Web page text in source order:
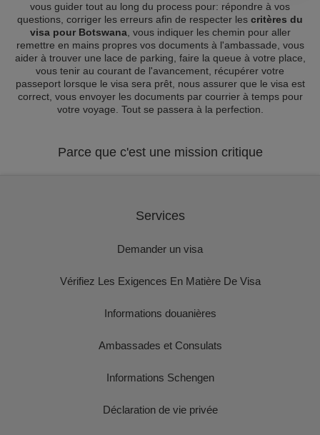
vous guider tout au long du process pour: répondre à vos
questions, corriger les erreurs afin de respecter les critères du
visa pour Botswana, vous indiquer les chemin pour aller
remettre en mains propres vos documents à l'ambassade, vous
aider à trouver une lace de parking, faire la queue à votre place,
vous tenir au courant de l'avancement, récupérer votre
passeport lorsque le visa sera prêt, nous assurer que le visa est
correct, vous envoyer les documents par courrier à temps pour
votre voyage. Tout se passera à la perfection.
Parce que c'est une mission critique
Services
Demander un visa
Vérifiez Les Exigences En Matière De Visa
Informations douanières
Ambassades et Consulats
Informations Schengen
Déclaration de vie privée